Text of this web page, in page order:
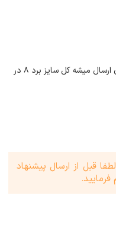
سایز برد و نقطه های برش و دیپ ها براتون ارسال میشه کل سایز برد 8 در
است، لطفا قبل از ارسال پیشنهاد